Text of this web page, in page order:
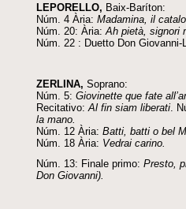
LEPORELLO, Baix-Baríton:
Núm. 4 Ària: Madamina, il
Núm. 20: Ària: Ah pietà, signori
Núm. 22 : Duetto Don
ZERLINA, Soprano:
Núm. 5: Giovinette que fate
Recitativo: Al fin siam liberati .
la mano.
Núm. 12 Ària: Batti, batti o bel
Núm. 18 Ària: Vedrai carino.
Núm. 13: Finale primo: Presto,
Don Giovanni).